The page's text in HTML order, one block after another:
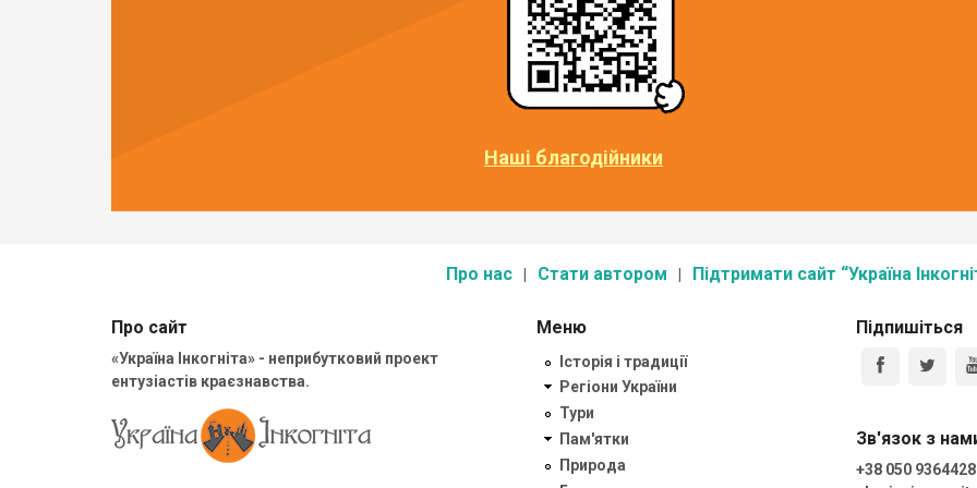
Наші благодійники
Про нас Стати автором Підтримати сайт “Україна
Про сайт
«Україна Інкогніта» - неприбутковий проект
ентузіастів краєзнавства.
Меню
Історія і традиції
Регіони України
Тури
Пам'ятки
Природа
Підпишіться
Зв'язок з
+38 050 9364428